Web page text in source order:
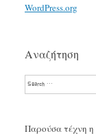
WordPress.org
Αναζήτηση
Search
Παρούσα τέχνη η